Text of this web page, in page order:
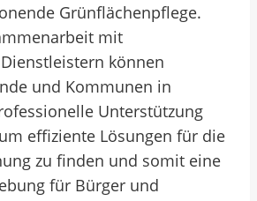
Grünflächenpflege.
mit
können
und Kommunen in
Unterstützung
effiziente Lösungen für die
zu finden und somit eine
für Bürger und